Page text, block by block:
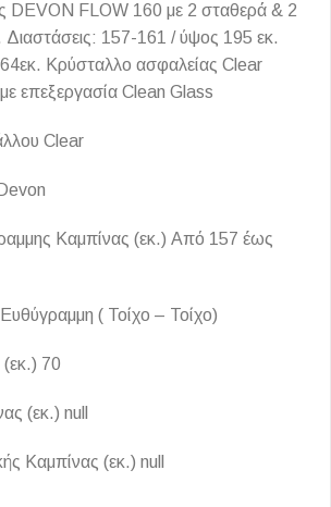
DEVON FLOW 160 με 2 σταθερά & 2
157-161 / ύψος 195 εκ.
64εκ. Κρύσταλλο ασφαλείας Clear
επεξεργασία Clean Glass
Clear
Καμπίνας (εκ.) Από 157 έως
( Τοίχο – Τοίχο)
(εκ.) 70
(εκ.) null
Καμπίνας (εκ.) null